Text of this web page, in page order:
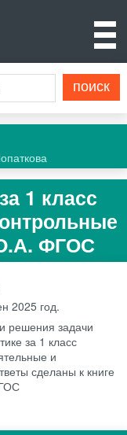
1 класс
ФГОС
2025 год.
решения задачи
за 1 класс
и
сделаны к книге